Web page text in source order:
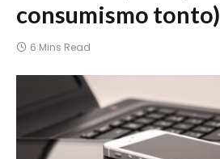
consumismo tonto)
6 Mins Read